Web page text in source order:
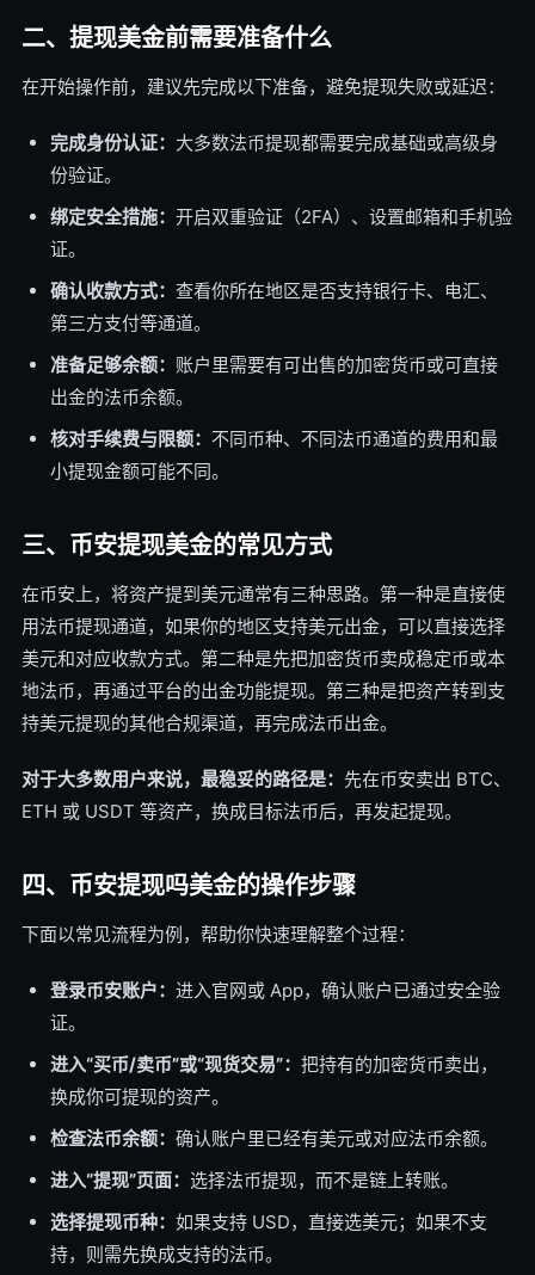
二、提现美金前需要准备什么
在开始操作前，建议先完成以下准备，避免提现失败或延迟：
完成身份认证： 大多数法币提现都需要完成基础或高级身
份验证。
绑定安全措施： 开启双重验证（2FA）、设置邮箱和手机验
证。
确认收款方式： 查看你所在地区是否支持银行卡、电汇、
第三方支付等通道。
准备足够余额： 账户里需要有可出售的加密货币或可直接
出金的法币余额。
核对手续费与限额： 不同币种、不同法币通道的费用和最
小提现金额可能不同。
三、币安提现美金的常见方式
在币安上，将资产提到美元通常有三种思路。第一种是直接使
用法币提现通道，如果你的地区支持美元出金，可以直接选择
美元和对应收款方式。第二种是先把加密货币卖成稳定币或本
地法币，再通过平台的出金功能提现。第三种是把资产转到支
持美元提现的其他合规渠道，再完成法币出金。
对于大多数用户来说，最稳妥的路径是： 先在币安卖出 BTC、
ETH 或 USDT 等资产，换成目标法币后，再发起提现。
四、币安提现吗美金的操作步骤
下面以常见流程为例，帮助你快速理解整个过程：
登录币安账户： 进入官网或 App，确认账户已通过安全验
证。
进入“买币/卖币”或“现货交易”： 把持有的加密货币卖出，
换成你可提现的资产。
检查法币余额： 确认账户里已经有美元或对应法币余额。
进入“提现”页面： 选择法币提现，而不是链上转账。
选择提现币种： 如果支持 USD，直接选美元；如果不支
持，则需先换成支持的法币。